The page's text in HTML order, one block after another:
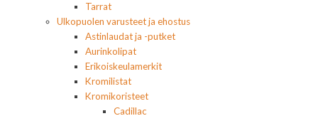
Tarrat
Ulkopuolen varusteet ja ehostus
Astinlaudat ja -putket
Aurinkolipat
Erikoiskeulamerkit
Kromilistat
Kromikoristeet
Cadillac